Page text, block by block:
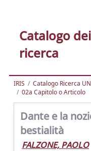
Catalogo
ricerca
IRIS Catalogo Ricerca
02a Capitolo o Articolo
Dante e la
bestialità
FALZONE, PAOLO